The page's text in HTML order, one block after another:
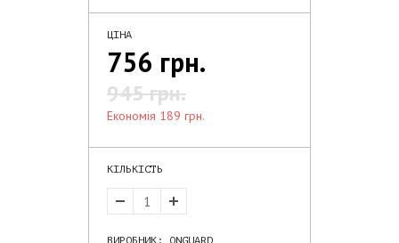
ЦІНА
756 грн.
945 грн.
економія 189 грн.
КІЛЬКІСТЬ